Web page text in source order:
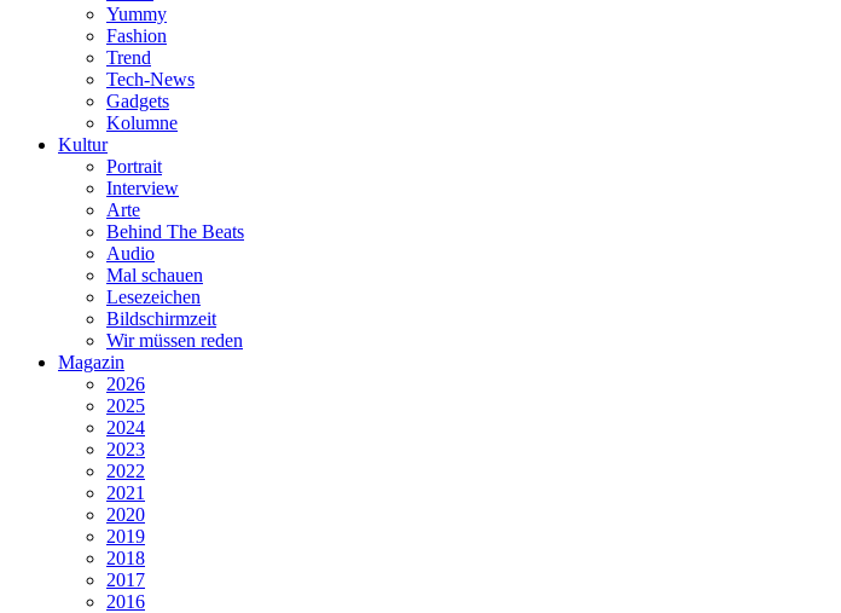
Yummy
Fashion
Trend
Tech-News
Gadgets
Kolumne
Kultur
Portrait
Interview
Arte
Behind The Beats
Audio
Mal schauen
Lesezeichen
Bildschirmzeit
Wir müssen reden
Magazin
2026
2025
2024
2023
2022
2021
2020
2019
2018
2017
2016